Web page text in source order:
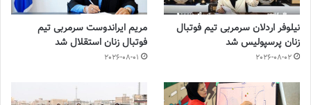
نیلوفر اردلان سرمربی تیم فوتبال
زنان پرسپولیس شد
2026-08-02
مریم ایراندوست سرمربی تیم
فوتبال زنان استقلال شد
2026-08-01